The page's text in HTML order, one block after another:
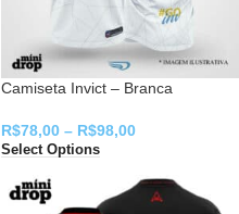
Camiseta Invict – Branca
R$78,00 – R$98,00
Select Options